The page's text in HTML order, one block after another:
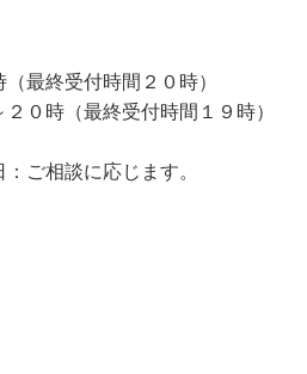
最終受付時間２０時）
２０時（最終受付時間１９時）
ご相談に応じます。